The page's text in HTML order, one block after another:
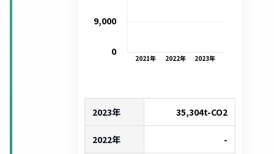
2021年 2022年 2023年
0
9,000
2023年 35,304t-CO2
2022年 -